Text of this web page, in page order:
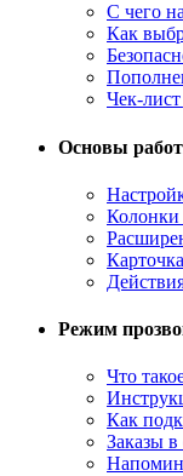
С чего
Как
Чек-
Основы
Колонки
Режим
Что
Как
Заказы